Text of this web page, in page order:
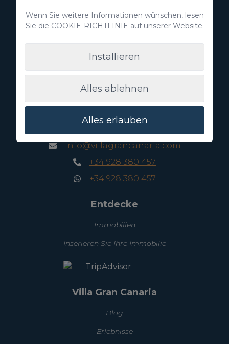
VillaGranCanaria Investments S.L.
C/ Swing Los Lagos, 9
Salobre Golf Resort
Kanarische Inseln, Spanien
CIF:B76226992
info@villagrancanaria.com
+34 928 380 457
+34 928 380 457
Entdecke
Immobilien
Inserieren Sie Ihre Immobilie
Villa Gran Canaria
Blog
Erlebnisse
Wenn Sie weitere Informationen wünschen, lesen
Sie die COOKIE-RICHTLINIE auf unserer Website.
Installieren
Alles ablehnen
Alles erlauben